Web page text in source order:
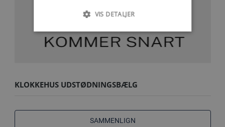
KLOKKEHUS UDSTØDNINGSBÆLG
SAMMENLIGN
VIS DETALJER